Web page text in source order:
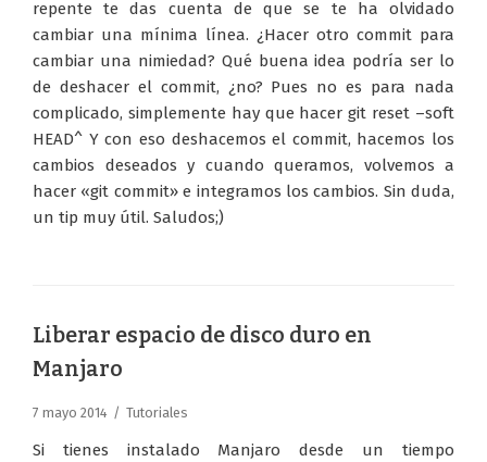
repente te das cuenta de que se te ha olvidado
cambiar una mínima línea. ¿Hacer otro commit para
cambiar una nimiedad? Qué buena idea podría ser lo
de deshacer el commit, ¿no? Pues no es para nada
complicado, simplemente hay que hacer git reset –soft
HEAD^ Y con eso deshacemos el commit, hacemos los
cambios deseados y cuando queramos, volvemos a
hacer «git commit» e integramos los cambios. Sin duda,
un tip muy útil. Saludos;)
Liberar espacio de disco duro en
Manjaro
7 mayo 2014 Tutoriales
Si tienes instalado Manjaro desde un tiempo